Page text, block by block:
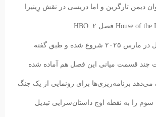
دیمن تارگرین و اما دریسی در نقش رِینیرا
HBO
روند تولید این فصل در مارس ۲۰۲۵ شروع شده و طبق گفته
چند قسمت میانی این فصل هم آماده شده
برنامه‌ریزی‌ها برای رونمایی از یک جنگ
را به نقطه اوج داستان‌سرایی تبدیل